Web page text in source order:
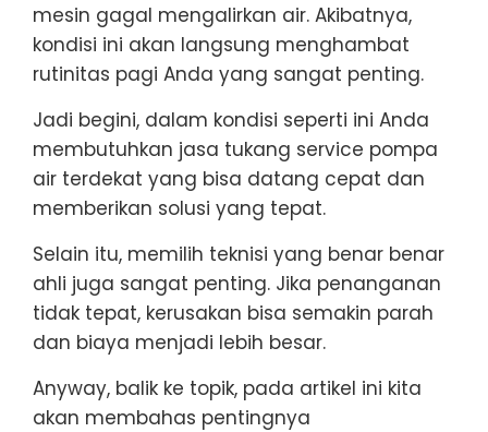
mesin gagal mengalirkan air. Akibatnya,
kondisi ini akan langsung menghambat
rutinitas pagi Anda yang sangat penting.
Jadi begini, dalam kondisi seperti ini Anda
membutuhkan jasa tukang service pompa
air terdekat yang bisa datang cepat dan
memberikan solusi yang tepat.
Selain itu, memilih teknisi yang benar benar
ahli juga sangat penting. Jika penanganan
tidak tepat, kerusakan bisa semakin parah
dan biaya menjadi lebih besar.
Anyway, balik ke topik, pada artikel ini kita
akan membahas pentingnya